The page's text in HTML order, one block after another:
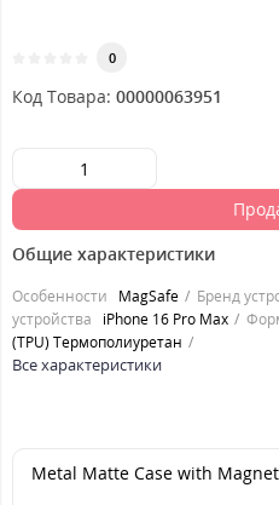
0
Код Товара: 00000063951
Общие характеристики
Особенности MagSafe Бренд
устройства
iPhone 16 Pro Max
(TPU) Термополиуретан
Все характеристики
Metal Matte Case with